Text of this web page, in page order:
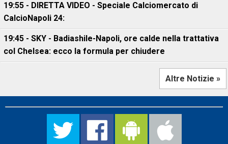
19:55 - DIRETTA VIDEO - Speciale Calciomercato di
CalcioNapoli 24:
19:45 - SKY - Badiashile-Napoli, ore calde nella trattativa
col Chelsea: ecco la formula per chiudere
Altre Notizie »